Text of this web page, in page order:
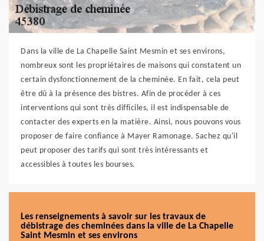
Dans la ville de La Chapelle Saint Mesmin et ses environs,
nombreux sont les propriétaires de maisons qui constatent un
certain dysfonctionnement de la cheminée. En fait, cela peut
être dû à la présence des bistres. Afin de procéder à ces
interventions qui sont très difficiles, il est indispensable de
contacter des experts en la matière. Ainsi, nous pouvons vous
proposer de faire confiance à Mayer Ramonage. Sachez qu'il
peut proposer des tarifs qui sont très intéressants et
accessibles à toutes les bourses.
Les renseignements à savoir sur les travaux de
débistrage des cheminées dans la ville de La Chapelle
Saint Mesmin et ses environs